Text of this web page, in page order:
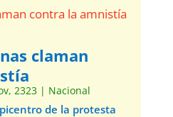
claman
2323| Nacional
de la protesta